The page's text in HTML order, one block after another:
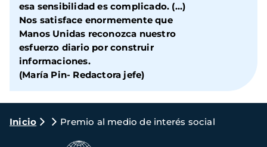
esa sensibilidad es complicado. (…)
Nos satisface enormemente que
Manos Unidas reconozca nuestro
esfuerzo diario por construir
informaciones.
(María Pin- Redactora jefe)
Ruta
Inicio Premio al medio de interés social